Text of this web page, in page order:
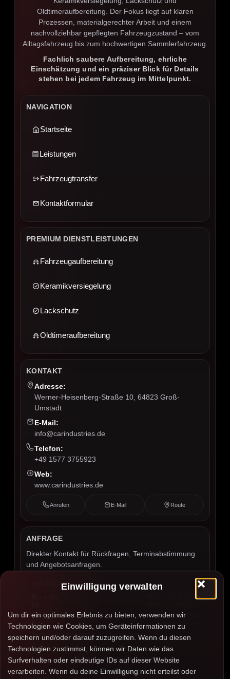
Einwilligung verwalten
Um dir ein optimales Erlebnis zu bieten, verwenden wir
Technologien wie Cookies, um Geräteinformationen zu
speichern und/oder darauf zuzugreifen. Wenn du diesen
Technologien zustimmst, können wir Daten wie das
Surfverhalten oder eindeutige IDs auf dieser Website
verarbeiten. Wenn du deine Einwilligung nicht erteilst oder
Oldtimeraufbereitung. Der Fokus liegt auf klaren
Prozessen, materialgerechter Arbeit und einem
nachvollziehbar gepflegten Fahrzeugzustand – vom
Alltagsfahrzeug bis zum hochwertigen Sammlerfahrzeug.
Fachlich saubere Aufbereitung, ehrliche
Einschätzung und ein präziser Blick für Details
stehen bei jedem Fahrzeug im Mittelpunkt.
NAVIGATION
Startseite
Leistungen
Fahrzeugtransfer
Kontaktformular
PREMIUM DIENSTLEISTUNGEN
Fahrzeugaufbereitung
Keramikversiegelung
Lackschutz
Oldtimeraufbereitung
KONTAKT
Adresse:
Werner-Heisenberg-Straße 10, 64823 Groß-
Umstadt
E-Mail:
info@carindustries.de
Telefon:
+49 1577 3755923
Web:
www.carindustries.de
Anrufen E-Mail Route
ANFRAGE
Direkter Kontakt für Rückfragen, Terminabstimmung
und Angebotsanfragen.
ÖFFNUNGSZEITEN
09:00 – 17:00 Uhr
Sa
geschlossen
So
geschlossen
Termine nach vorheriger Abstimmung.
Kontaktformular öffnen